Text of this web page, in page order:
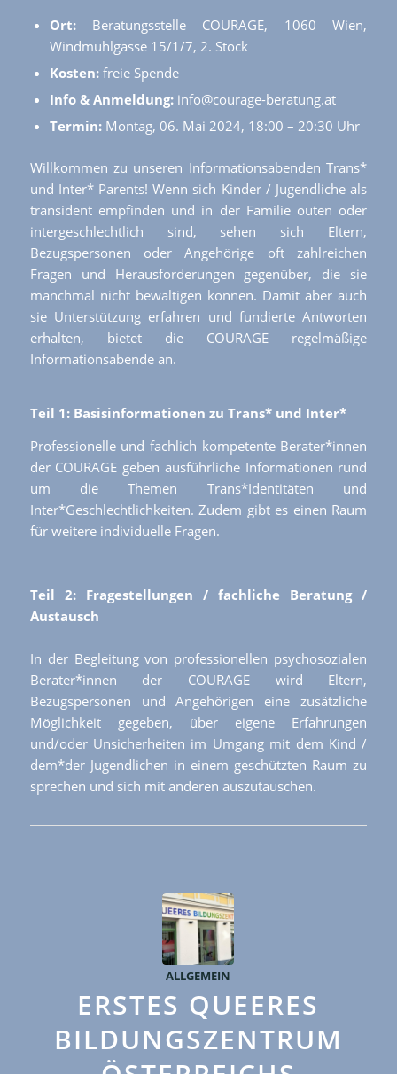
Ort:Beratungsstelle COURAGE, 1060 Wien,
Windmühlgasse 15/1/7, 2. Stock
Kosten:freie Spende
Info & Anmeldung:info@courage-beratung.at
Termin:Montag, 06. Mai 2024, 18:00 – 20:30 Uhr
Willkommen zu unseren Informationsabenden Trans*
und Inter* Parents! Wenn sich Kinder / Jugendliche als
transident empfinden und in der Familie outen oder
intergeschlechtlich sind, sehen sich Eltern,
Bezugspersonen oder Angehörige oft zahlreichen
Fragen und Herausforderungen gegenüber, die sie
manchmal nicht bewältigen können. Damit aber auch
sie Unterstützung erfahren und fundierte Antworten
erhalten, bietet die COURAGE regelmäßige
Informationsabende an.
Teil 1: Basisinformationen zu Trans* und Inter*
Professionelle und fachlich kompetente Berater*innen
der COURAGE geben ausführliche Informationen rund
um die Themen Trans*Identitäten und
Inter*Geschlechtlichkeiten. Zudem gibt es einen Raum
für weitere individuelle Fragen.
Teil 2: Fragestellungen / fachliche Beratung /
Austausch
In der Begleitung von professionellen psychosozialen
Berater*innen der COURAGE wird Eltern,
Bezugspersonen und Angehörigen eine zusätzliche
Möglichkeit gegeben, über eigene Erfahrungen
und/oder Unsicherheiten im Umgang mit dem Kind /
dem*der Jugendlichen in einem geschützten Raum zu
sprechen und sich mit anderen auszutauschen.
ALLGEMEIN
ERSTES QUEERES
BILDUNGSZENTRUM